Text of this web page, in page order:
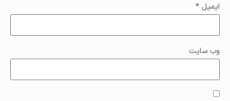
ایمیل *
وب‌ سایت